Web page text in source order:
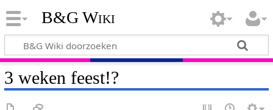
B&G Wiki
3 weken feest!?